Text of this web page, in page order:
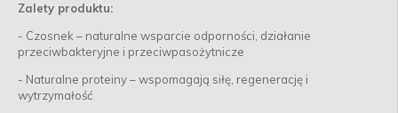
Zalety produktu:
- Czosnek – naturalne wsparcie odporności, działanie
przeciwbakteryjne i przeciwpasożytnicze
- Naturalne proteiny – wspomagają siłę, regenerację i
wytrzymałość